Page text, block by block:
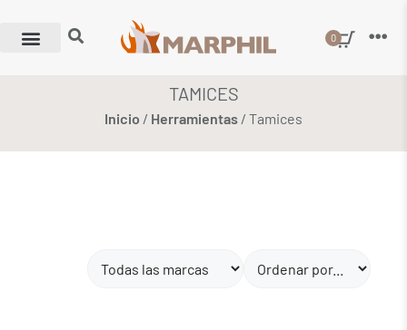
0
TAMICES
Inicio / Herramientas / Tamices